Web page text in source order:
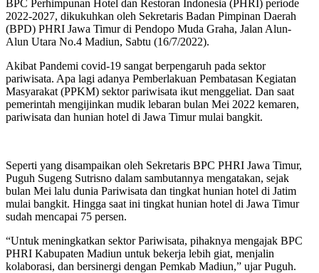
BPC Perhimpunan Hotel dan Restoran Indonesia (PHRI) periode
2022-2027, dikukuhkan oleh Sekretaris Badan Pimpinan Daerah
(BPD) PHRI Jawa Timur di Pendopo Muda Graha, Jalan Alun-
Alun Utara No.4 Madiun, Sabtu (16/7/2022).
Akibat Pandemi covid-19 sangat berpengaruh pada sektor
pariwisata. Apa lagi adanya Pemberlakuan Pembatasan Kegiatan
Masyarakat (PPKM) sektor pariwisata ikut menggeliat. Dan saat
pemerintah mengijinkan mudik lebaran bulan Mei 2022 kemaren,
pariwisata dan hunian hotel di Jawa Timur mulai bangkit.
Seperti yang disampaikan oleh Sekretaris BPC PHRI Jawa Timur,
Puguh Sugeng Sutrisno dalam sambutannya mengatakan, sejak
bulan Mei lalu dunia Pariwisata dan tingkat hunian hotel di Jatim
mulai bangkit. Hingga saat ini tingkat hunian hotel di Jawa Timur
sudah mencapai 75 persen.
“Untuk meningkatkan sektor Pariwisata, pihaknya mengajak BPC
PHRI Kabupaten Madiun untuk bekerja lebih giat, menjalin
kolaborasi, dan bersinergi dengan Pemkab Madiun,” ujar Puguh.